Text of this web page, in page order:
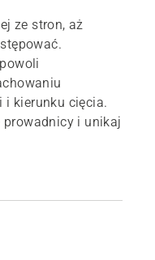
ze stron, aż
i kierunku cięcia.
prowadnicy i unikaj